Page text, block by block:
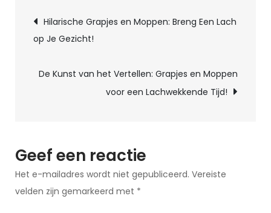
Humor:
Meesterlijke
Berichtnavigatie
Hilarische Grapjes en Moppen: Breng Een Lach
op Je Gezicht!
De Kunst van het Vertellen: Grapjes en Moppen
voor een Lachwekkende Tijd!
Geef een reactie
Het e-mailadres wordt niet gepubliceerd. Vereiste
velden zijn gemarkeerd met *